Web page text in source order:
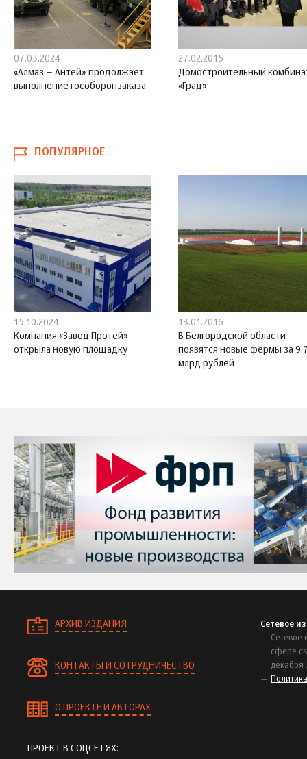
07.03.2024
«Алмаз – Антей» продолжает
выполнение гособоронзаказа
27.02.2015
Домостроительный
«Град»
ПОПУЛЯРНОЕ
15.10.2024
Компания «Завод Протей»
открыла новую площадку
13.01.2016
В Белгородской области
появятся новые фермы за
млрд рублей
АРХИВ ИЗДАНИЯ
КОНТАКТЫ И СОТРУДНИЧЕСТВО
О ПРОЕКТЕ И АВТОРАХ
Сетевое
Сетевое
сфере
декабря
ПРОЕКТ В СОЦСЕТЯХ: